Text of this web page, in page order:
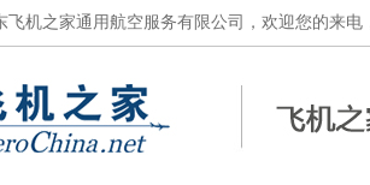
飞机之家通用航空服务有限公司，欢迎您的来电